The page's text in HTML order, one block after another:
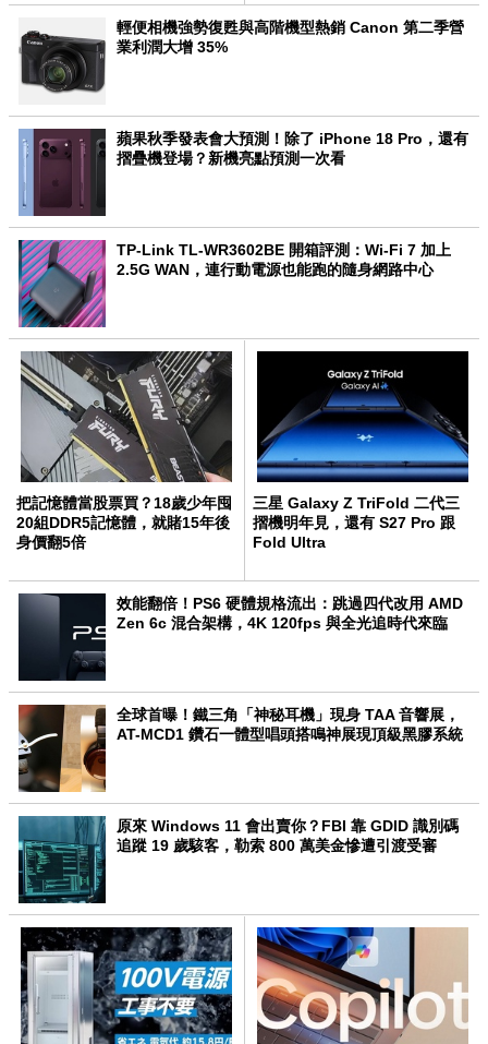
輕便相機強勢復甦與高階機型熱銷 Canon 第二季營
業利潤大增 35%
蘋果秋季發表會大預測！除了 iPhone 18 Pro，還有
摺疊機登場？新機亮點預測一次看
TP-Link TL-WR3602BE 開箱評測：Wi-Fi 7 加上
2.5G WAN，連行動電源也能跑的隨身網路中心
把記憶體當股票買？18歲少年囤
20組DDR5記憶體，就賭15年後
身價翻5倍
三星 Galaxy Z TriFold 二代三
摺機明年見，還有 S27 Pro 跟
Fold Ultra
效能翻倍！PS6 硬體規格流出：跳過四代改用 AMD
Zen 6c 混合架構，4K 120fps 與全光追時代來臨
全球首曝！鐵三角「神秘耳機」現身 TAA 音響展，
AT-MCD1 鑽石一體型唱頭搭鳴神展現頂級黑膠系統
原來 Windows 11 會出賣你？FBI 靠 GDID 識別碼
追蹤 19 歲駭客，勒索 800 萬美金慘遭引渡受審